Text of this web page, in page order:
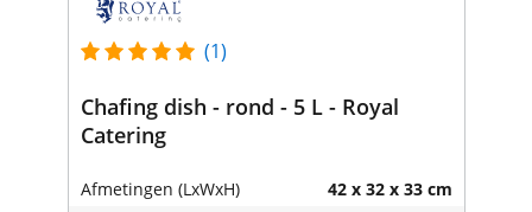
(1)
Chafing dish - rond - 5 L - Royal
Catering
Afmetingen (LxWxH) 42 x 32 x 33 cm